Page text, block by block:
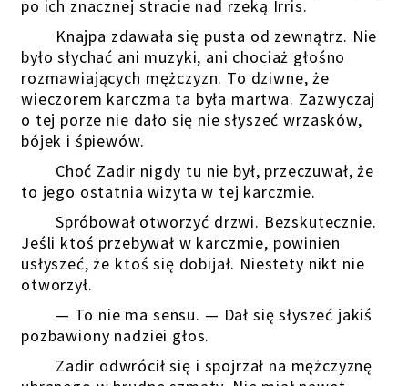
po ich znacznej stracie nad rzeką Irris.
Knajpa zdawała się pusta od zewnątrz. Nie
było słychać ani muzyki, ani chociaż głośno
rozmawiających mężczyzn. To dziwne, że
wieczorem karczma ta była martwa. Zazwyczaj
o tej porze nie dało się nie słyszeć wrzasków,
bójek i śpiewów.
Choć Zadir nigdy tu nie był, przeczuwał, że
to jego ostatnia wizyta w tej karczmie.
Spróbował otworzyć drzwi. Bezskutecznie.
Jeśli ktoś przebywał w karczmie, powinien
usłyszeć, że ktoś się dobijał. Niestety nikt nie
otworzył.
— To nie ma sensu. — Dał się słyszeć jakiś
pozbawiony nadziei głos.
Zadir odwrócił się i spojrzał na mężczyznę